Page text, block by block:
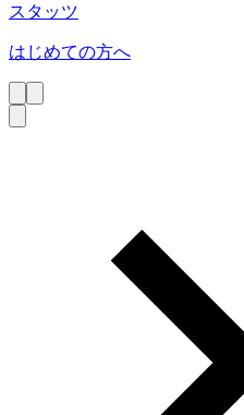
スタッツ
はじめての方へ